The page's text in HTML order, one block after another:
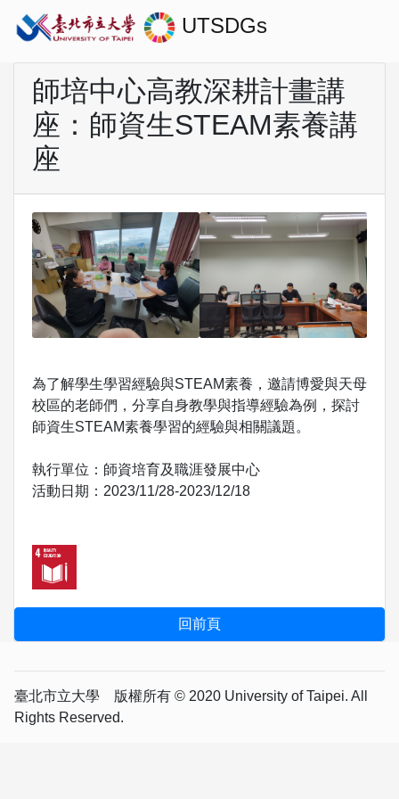
UTSDGs
師培中心高教深耕計畫講
座：師資生STEAM素養講
座
為了解學生學習經驗與STEAM素養，邀請博愛與天母
校區的老師們，分享自身教學與指導經驗為例，探討
師資生STEAM素養學習的經驗與相關議題。
執行單位：師資培育及職涯發展中心
活動日期：2023/11/28-2023/12/18
臺北市立大學 版權所有 © 2020 University of Taipei. All
Rights Reserved.